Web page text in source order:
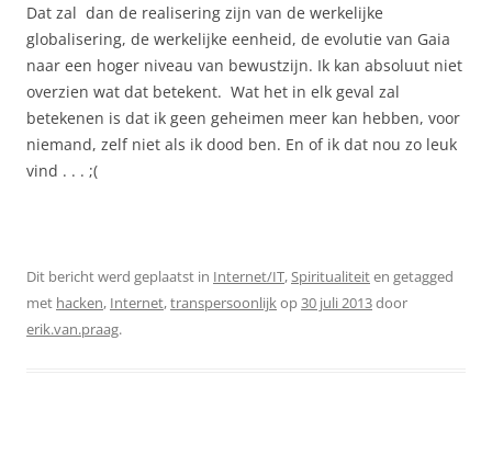
Dat zal dan de realisering zijn van de werkelijke
globalisering, de werkelijke eenheid, de evolutie van Gaia
naar een hoger niveau van bewustzijn. Ik kan absoluut niet
overzien wat dat betekent. Wat het in elk geval zal
betekenen is dat ik geen geheimen meer kan hebben, voor
niemand, zelf niet als ik dood ben. En of ik dat nou zo leuk
vind . . . ;(
Dit bericht werd geplaatst in Internet/IT,Spiritualiteiten getagged
met hacken, Internet,transpersoonlijkop30 juli 2013door
erik.van.praag.